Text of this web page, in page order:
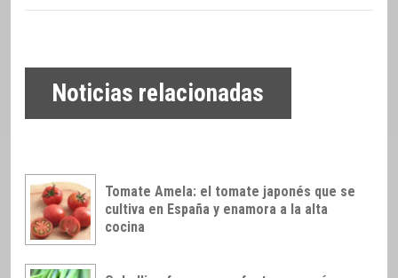
Noticias relacionadas
Tomate Amela: el tomate japonés que se
cultiva en España y enamora a la alta
cocina